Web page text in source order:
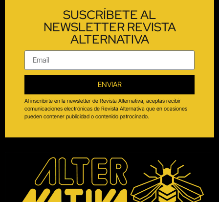
SUSCRÍBETE AL
NEWSLETTER REVISTA
ALTERNATIVA
ENVIAR
Al inscribirte en la newsletter de Revista Alternativa, aceptas recibir
comunicaciones electrónicas de Revista Alternativa que en ocasiones
pueden contener publicidad o contenido patrocinado.